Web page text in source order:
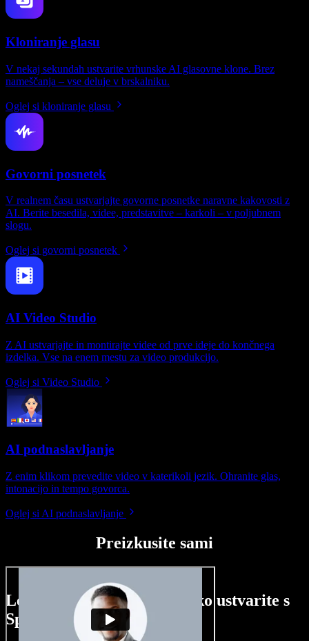
Kloniranje glasu
V nekaj sekundah ustvarite vrhunske AI glasovne klone. Brez
nameščanja – vse deluje v brskalniku.
Oglej si kloniranje glasu
Govorni posnetek
V realnem času ustvarjajte govorne posnetke naravne kakovosti z
AI. Berite besedila, videe, predstavitve – karkoli – v poljubnem
slogu.
Oglej si govorni posnetek
AI Video Studio
Z AI ustvarjajte in montirajte videe od prve ideje do končnega
izdelka. Vse na enem mestu za video produkcijo.
Oglej si Video Studio
AI podnaslavljanje
Z enim klikom prevedite video v katerikoli jezik. Ohranite glas,
intonacijo in tempo govorca.
Oglej si AI podnaslavljanje
Preizkusite sami
Le nekaj primerov, kaj lahko ustvarite s
Speechify Studio.